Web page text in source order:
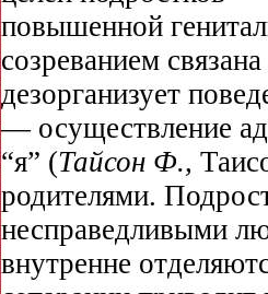
повышенной
созреванием
дезорганизует
— осуществление
“я” (Тайсон Ф.,
родителями.
несправедливыми
внутренне